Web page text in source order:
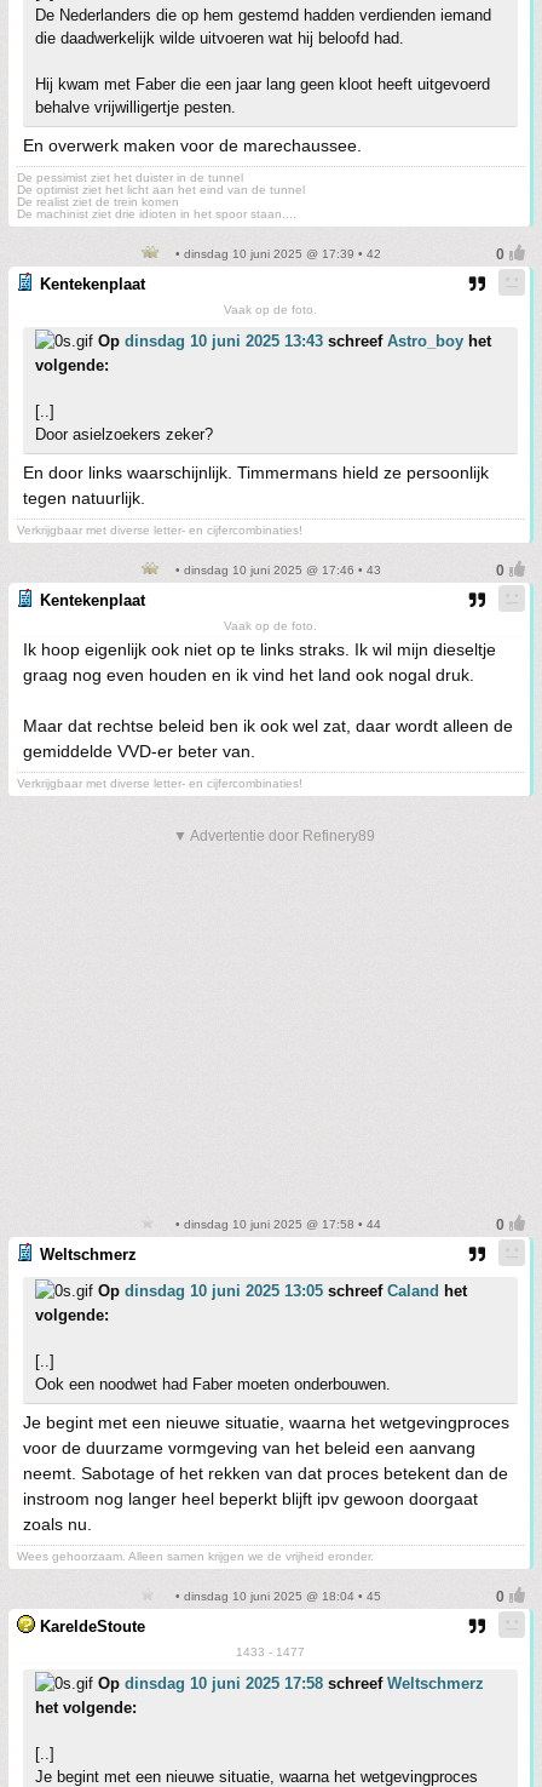
De Nederlanders die op hem gestemd hadden verdienden iemand
die daadwerkelijk wilde uitvoeren wat hij beloofd had.
Hij kwam met Faber die een jaar lang geen kloot heeft uitgevoerd
behalve vrijwilligertje pesten.
En overwerk maken voor de marechaussee.
De pessimist ziet het duister in de tunnel
De optimist ziet het licht aan het eind van de tunnel
De realist ziet de trein komen
De machinist ziet drie idioten in het spoor staan....
• dinsdag 10 juni 2025 @ 17:39 • 42
Kentekenplaat
Vaak op de foto.
Op dinsdag 10 juni 2025 13:43 schreef Astro_boy het
volgende:
[..]
Door asielzoekers zeker?
En door links waarschijnlijk. Timmermans hield ze persoonlijk
tegen natuurlijk.
Verkrijgbaar met diverse letter- en cijfercombinaties!
• dinsdag 10 juni 2025 @ 17:46 • 43
Kentekenplaat
Vaak op de foto.
Ik hoop eigenlijk ook niet op te links straks. Ik wil mijn dieseltje
graag nog even houden en ik vind het land ook nogal druk.
Maar dat rechtse beleid ben ik ook wel zat, daar wordt alleen de
gemiddelde VVD-er beter van.
Verkrijgbaar met diverse letter- en cijfercombinaties!
▼ Advertentie door Refinery89
• dinsdag 10 juni 2025 @ 17:58 • 44
Weltschmerz
Op dinsdag 10 juni 2025 13:05 schreef Caland het
volgende:
[..]
Ook een noodwet had Faber moeten onderbouwen.
Je begint met een nieuwe situatie, waarna het wetgevingproces
voor de duurzame vormgeving van het beleid een aanvang
neemt. Sabotage of het rekken van dat proces betekent dan de
instroom nog langer heel beperkt blijft ipv gewoon doorgaat
zoals nu.
Wees gehoorzaam. Alleen samen krijgen we de vrijheid eronder.
• dinsdag 10 juni 2025 @ 18:04 • 45
KareldeStoute
1433 - 1477
Op dinsdag 10 juni 2025 17:58 schreef Weltschmerz
het volgende:
[..]
Je begint met een nieuwe situatie, waarna het wetgevingproces